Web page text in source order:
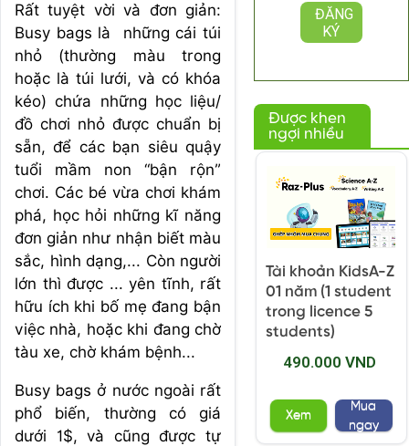
Rất tuyệt vời và đơn giản:
Busy bags là những cái túi
nhỏ (thường màu trong
hoặc là túi lưới, và có khóa
kéo) chứa những học liệu/
đồ chơi nhỏ được chuẩn bị
sẵn, để các bạn siêu quậy
tuổi mầm non “bận rộn”
chơi. Các bé vừa chơi khám
phá, học hỏi những kĩ năng
đơn giản như nhận biết màu
sắc, hình dạng,... Còn người
lớn thì được ... yên tĩnh, rất
hữu ích khi bố mẹ đang bận
việc nhà, hoặc khi đang chờ
tàu xe, chờ khám bệnh...
Busy bags ở nước ngoài rất
phổ biến, thường có giá
dưới 1$, và cũng được tự
Được khen
ngợi nhiều
Tài khoản KidsA-Z
01 năm (1 student
trong licence 5
students)
490.000 VND
Xem
Mua
ngay